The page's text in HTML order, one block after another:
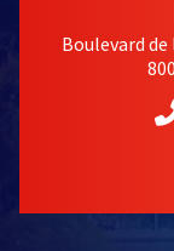
Boulevard